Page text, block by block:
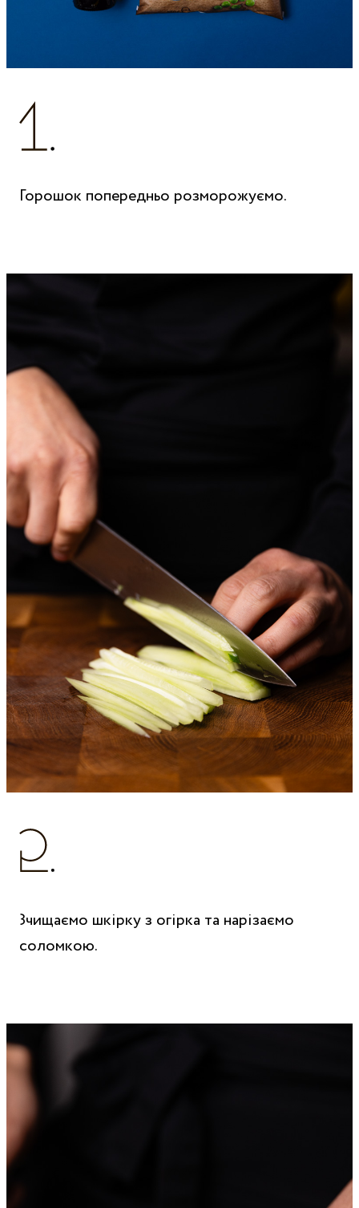
Горошок попередньо розморожуємо.
Зчищаємо шкірку з огірка та нарізаємо
соломкою.